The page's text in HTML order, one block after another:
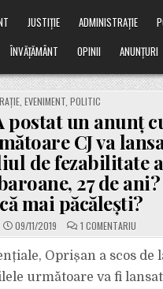
JUSTIȚIE ADMINISTRAȚIE
ÎNVĂȚĂMÂNT OPINII ANUNȚURI
,EVENIMENT ,POLITIC
postat un anunț
CJ va
de fezabilitate
27 de
mai păcălești?
09/11/2019 1 COMENTARIULA
CREDE
A
Oprișan a scos de
următoare va fi